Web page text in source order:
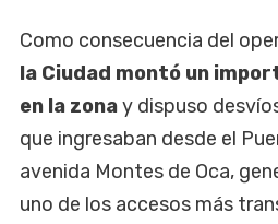
Como consecuencia del
la Ciudad montó un
en la zonay dispuso
que ingresaban desde el
avenida Montes de Oca,
uno de los accesos más